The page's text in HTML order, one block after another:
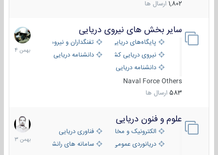
1,802 ارسال ها
سایر بخش های نیروی دریایی
پایگاه‌های دریایی
تفنگداران و نیروهای ویژه‌ی دریایی
نیروی دریایی کشورهای مختلفدانشنامه دریایی
دانشنامه دریایی کپی
Naval Force Others
583 ارسال ها
22
بهمن
1404
علوم و فنون دریایی
الکترونیک و مخابرات دریاییفناوری دریایی
دریانوردی عمومی
سامانه های رانشی دریایی
6
بهمن
1403